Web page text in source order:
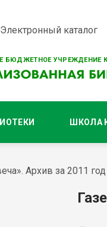
БЮДЖЕТНОЕ УЧРЕЖДЕНИЕ
Электронный каталог
ШКОЛА
Архив за 2011 год